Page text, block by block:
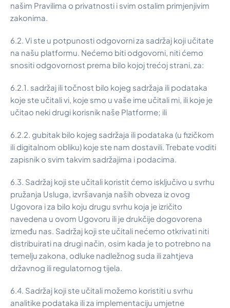
našim Pravilima o privatnosti i svim ostalim primjenjivim
zakonima.
6.2. Vi ste u potpunosti odgovorni za sadržaj koji učitate
na našu platformu. Nećemo biti odgovorni, niti ćemo
snositi odgovornost prema bilo kojoj trećoj strani, za:
6.2.1. sadržaj ili točnost bilo kojeg sadržaja ili podataka
koje ste učitali vi, koje smo u vaše ime učitali mi, ili koje je
učitao neki drugi korisnik naše Platforme; ili
6.2.2. gubitak bilo kojeg sadržaja ili podataka (u fizičkom
ili digitalnom obliku) koje ste nam dostavili. Trebate voditi
zapisnik o svim takvim sadržajima i podacima.
6.3. Sadržaj koji ste učitali koristit ćemo isključivo u svrhu
pružanja Usluga, izvršavanja naših obveza iz ovog
Ugovora i za bilo koju drugu svrhu koja je izričito
navedena u ovom Ugovoru ili je drukčije dogovorena
između nas. Sadržaj koji ste učitali nećemo otkrivati niti
distribuirati na drugi način, osim kada je to potrebno na
temelju zakona, odluke nadležnog suda ili zahtjeva
državnog ili regulatornog tijela.
6.4. Sadržaj koji ste učitali možemo koristiti u svrhu
analitike podataka ili za implementaciju umjetne